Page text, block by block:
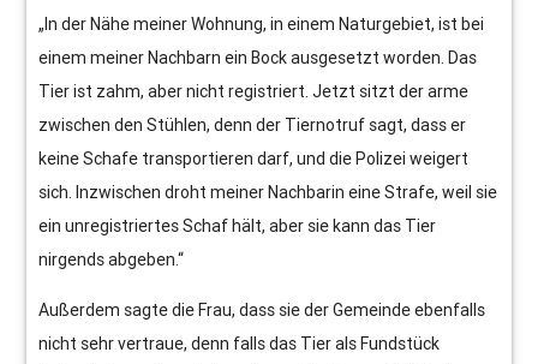
„In der Nähe meiner Wohnung, in einem Naturgebiet, ist bei
einem meiner Nachbarn ein Bock ausgesetzt worden. Das
Tier ist zahm, aber nicht registriert. Jetzt sitzt der arme
zwischen den Stühlen, denn der Tiernotruf sagt, dass er
keine Schafe transportieren darf, und die Polizei weigert
sich. Inzwischen droht meiner Nachbarin eine Strafe, weil sie
ein unregistriertes Schaf hält, aber sie kann das Tier
nirgends abgeben.“
Außerdem sagte die Frau, dass sie der Gemeinde ebenfalls
nicht sehr vertraue, denn falls das Tier als Fundstück